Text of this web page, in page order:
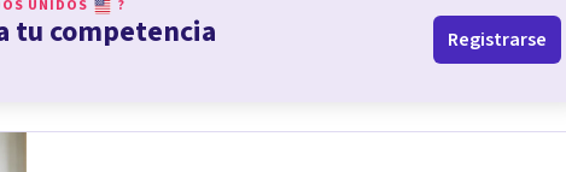
UNIDOS ?
tu competencia
Registrarse